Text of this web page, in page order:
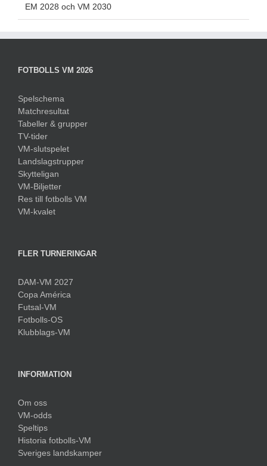
EM 2028 och VM 2030
FOTBOLLS VM 2026
Spelschema
Matchresultat
Tabeller & grupper
TV-tider
VM-slutspelet
Landslagstrupper
Skytteligan
VM-Biljetter
Res till fotbolls VM
VM-kvalet
FLER TURNERINGAR
DAM-VM 2027
Copa América
Futsal-VM
Fotbolls-OS
Klubblags-VM
INFORMATION
Om oss
VM-odds
Speltips
Historia fotbolls-VM
Sveriges landskamper